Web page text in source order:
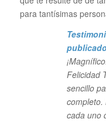
para tantísimas
Felicidad
sencillo
completo.
cada uno